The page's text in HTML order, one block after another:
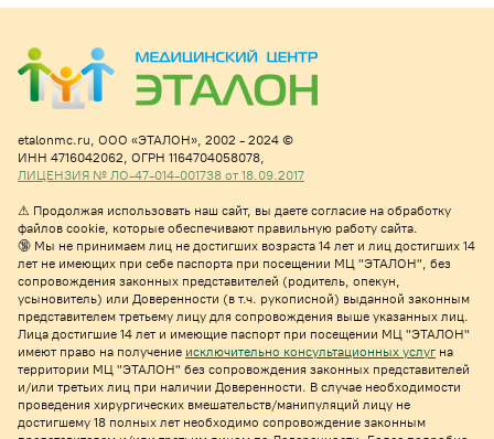
etalonmc.ru, ООО «ЭТАЛОН», 2002 - 2024 ©
ИНН 4716042062, ОГРН 1164704058078,
ЛИЦЕНЗИЯ № ЛО-47-014-001738 от 18.09.2017
⚠ Продолжая использовать наш сайт, вы даете согласие на обработку
файлов cookie, которые обеспечивают правильную работу сайта.
🔞 Мы не принимаем лиц не достигших возраста 14 лет и лиц достигших 14
лет не имеющих при себе паспорта при посещении МЦ "ЭТАЛОН", без
сопровождения законных представителей (родитель, опекун,
усыновитель) или Доверенности (в т.ч. рукописной) выданной законным
представителем третьему лицу для сопровождения выше указанных лиц.
Лица достигшие 14 лет и имеющие паспорт при посещении МЦ "ЭТАЛОН"
имеют право на получение исключительно консультационных услуг на
территории МЦ "ЭТАЛОН" без сопровождения законных представителей
и/или третьих лиц при наличии Доверенности. В случае необходимости
проведения хирургических вмешательств/манипуляций лицу не
достигшему 18 полных лет необходимо сопровождение законным